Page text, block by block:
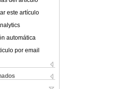
este artículo
automática
por email